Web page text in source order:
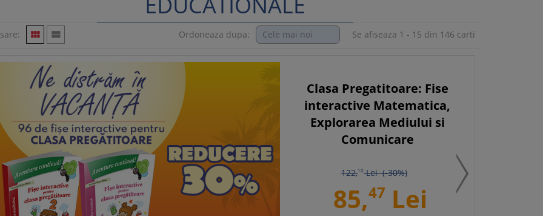
  Ordoneaza dupa: Se afiseaza 1 - 15 din 146 carti
Clasa Pregatitoare: Fise
interactive Matematica,
Explorarea Mediului si
Comunicare
122,10Lei (-30%)
85,47 Lei